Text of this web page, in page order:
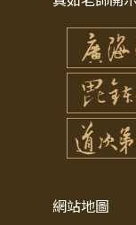
網站地圖